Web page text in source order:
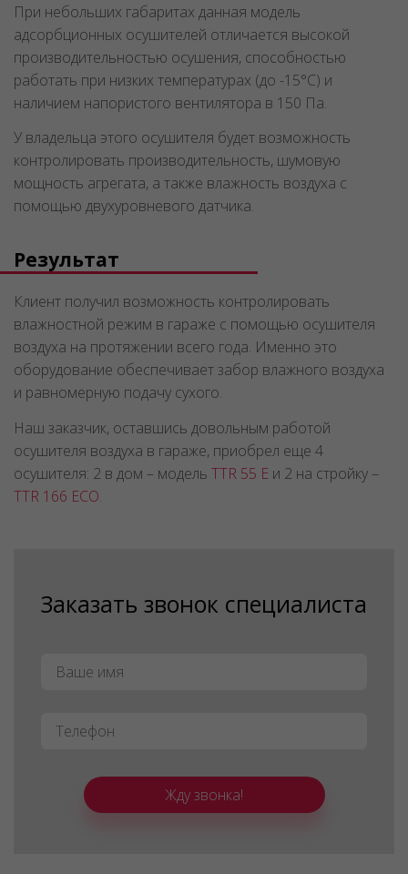
При небольших габаритах данная модель
адсорбционных осушителей отличается высокой
производительностью осушения, способностью
работать при низких температурах (до -15°C) и
наличием напористого вентилятора в 150 Па.
У владельца этого осушителя будет возможность
контролировать производительность, шумовую
мощность агрегата, а также влажность воздуха с
помощью двухуровневого датчика.
Результат
Клиент получил возможность контролировать
влажностной режим в гараже с помощью осушителя
воздуха на протяжении всего года. Именно это
оборудование обеспечивает забор влажного воздуха
и равномерную подачу сухого.
Наш заказчик, оставшись довольным работой
осушителя воздуха в гараже, приобрел еще 4
осушителя: 2 в дом – модель TTR 55 Е и 2 на стройку –
TTR 166 ECO.
Заказать звонок специалиста
Имя*
Телефон *
Жду звонка!